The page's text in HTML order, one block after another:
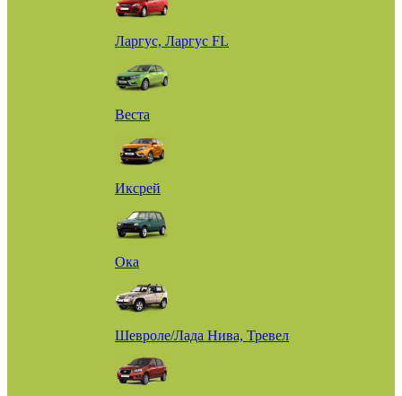
Ларгус, Ларгус FL
Веста
Иксрей
Ока
Шевроле/Лада Нива, Тревел